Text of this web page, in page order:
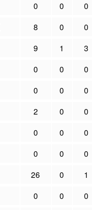
0 0
0
8 0
0
9 1
3
0 0
0
0 0
0
2 0
0
0 0
0
0 0
0
26 0
1
0 0
0